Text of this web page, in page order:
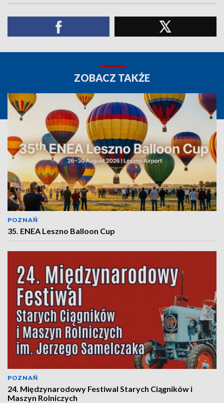
ZOBACZ TAKŻE
POZNAŃ
35. ENEA Leszno Balloon Cup
POZNAŃ
24. Międzynarodowy Festiwal Starych Ciągników i
Maszyn Rolniczych